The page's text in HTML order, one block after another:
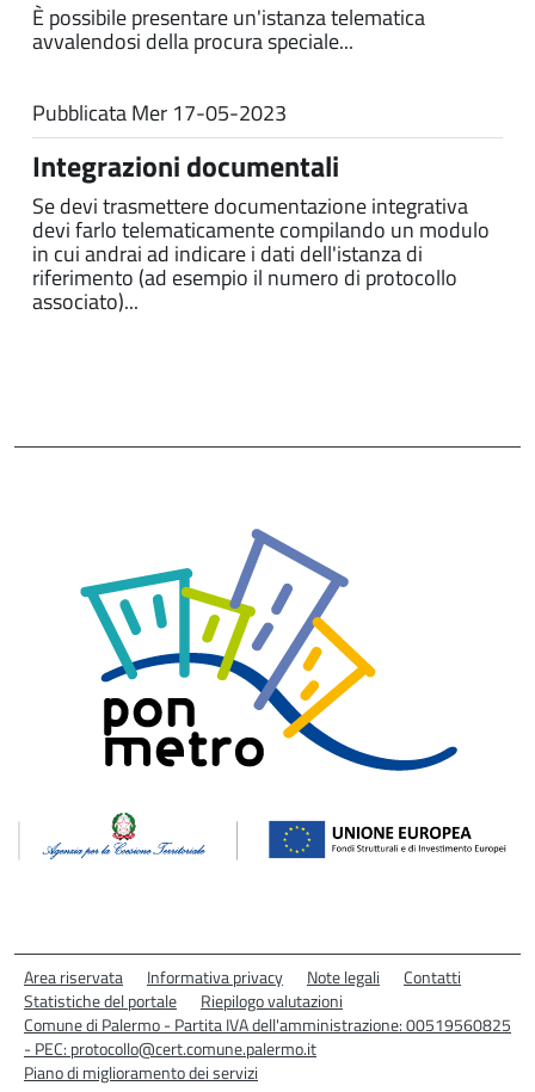
È possibile presentare un'istanza telematica
avvalendosi della procura speciale...
PubblicataMer 17-05-2023
Integrazioni documentali
Se devi trasmettere documentazione integrativa
devi farlo telematicamente compilando un modulo
in cui andrai ad indicare i dati dell'istanza di
riferimento (ad esempio il numero di protocollo
associato)...
Area riservata Informativa privacy Note legali
Contatti
Statistiche del portale
Riepilogo valutazioni
Comune di Palermo - Partita IVA dell'amministrazione: 00519560825
- PEC: protocollo@cert.comune.palermo.it
Piano di miglioramento dei servizi